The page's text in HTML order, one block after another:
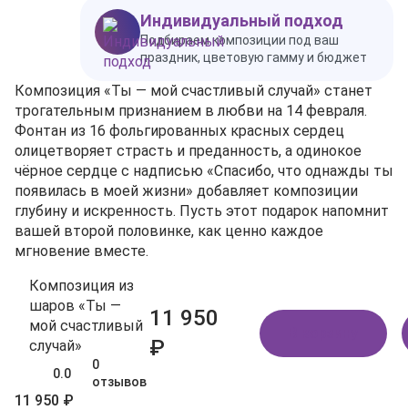
Индивидуальный подход
Подбираем композиции под ваш
праздник, цветовую гамму и бюджет
Композиция «Ты — мой счастливый случай» станет
трогательным признанием в любви на 14 февраля.
Фонтан из 16 фольгированных красных сердец
олицетворяет страсть и преданность, а одинокое
чёрное сердце с надписью «Спасибо, что однажды ты
появилась в моей жизни» добавляет композиции
глубину и искренность. Пусть этот подарок напомнит
вашей второй половинке, как ценно каждое
мгновение вместе.
Композиция из
шаров «Ты —
мой счастливый
случай»
0.0
0
отзывов
11 950
₽
11 950 ₽